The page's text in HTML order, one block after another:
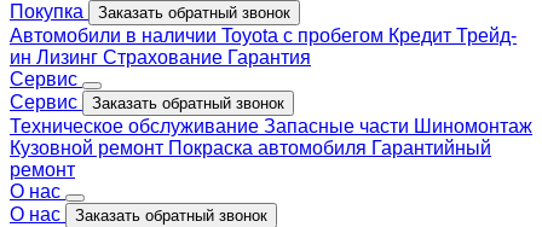
Покупка
Заказать обратный звонок
Автомобили в наличии Toyota с пробегом Кредит Трейд-
ин Лизинг Страхование Гарантия
Сервис
Сервис
Заказать обратный звонок
Техническое обслуживание Запасные части Шиномонтаж
Кузовной ремонт Покраска автомобиля Гарантийный
ремонт
О нас
О нас
Заказать обратный звонок